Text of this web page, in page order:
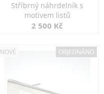
Stříbrný náhrdelník s
motivem listů
2 500 Kč
NOVÉ OBJEDNÁNO